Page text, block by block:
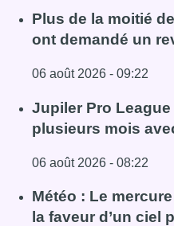
Plus de la moitié
ont demandé un
06 août 2026 - 09:22
Lire l'article Plus de la
Jupiler Pro
plusieurs mois
06 août 2026 - 08:22
Lire l'article Jupiler Pro
Météo : Le
la faveur d’un ciel